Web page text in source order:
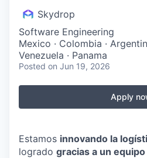
Skydrop
Software Engineering
Mexico · Colombia ·
Venezuela · Panama
Posted on Jun 19, 2026
Apply
Estamos innovando la
logrado gracias a un